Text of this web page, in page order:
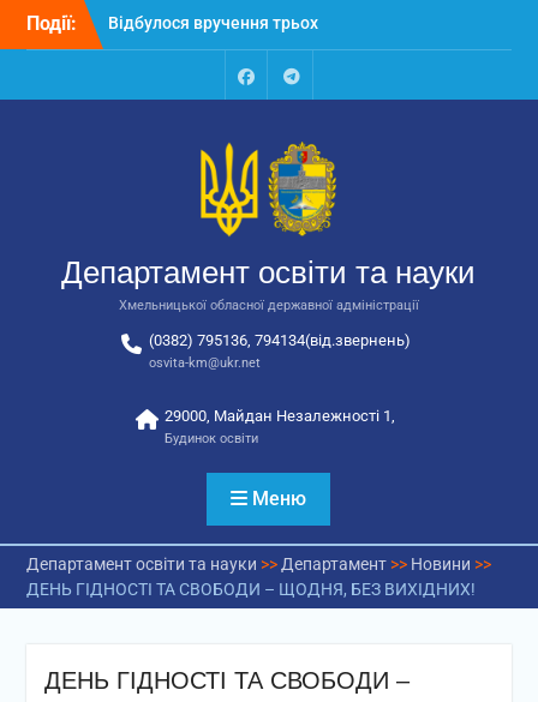
Перейти
Події:
Відбулося вручення трьох
автобусів для потреб
Відбулося засідання
освіти та науки обласної
державної адміністрації
Відбулась обласна
національно-патріотичне
виховання
FacebookTalegram
Департамент освіти та науки
Хмельницької обласної державної адміністрації
(0382) 795136, 794134(від.звернень)
osvita-km@ukr.net
29000, Майдан Незалежності 1,
Будинок освіти
Меню
Департамент освіти та науки >> Департамент>> Новини >>
ДЕНЬ ГІДНОСТІ ТА СВОБОДИ – ЩОДНЯ, БЕЗ ВИХІДНИХ!
ДЕНЬ ГІДНОСТІ ТА СВОБОДИ –